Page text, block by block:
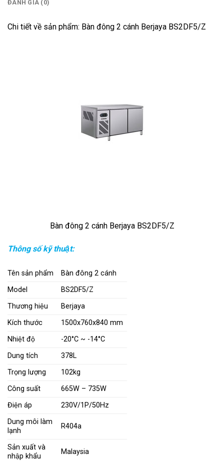
ĐÁNH GIÁ (0)
Chi tiết về sản phẩm: Bàn đông 2 cánh Berjaya BS2DF5/Z
Bàn đông 2 cánh Berjaya BS2DF5/Z
Thông số kỹ thuật:
Tên sản phẩm
Bàn đông 2 cánh
Model
BS2DF5/Z
Thương hiệu
Berjaya
Kích thước
1500x760x840 mm
Nhiệt độ
-20°C ~ -14°C
Dung tích
378L
Trọng lượng
102kg
Công suất
665W – 735W
Điện áp
230V/1P/50Hz
Dung môi làm
lạnh
R404a
Sản xuất và
nhập khẩu
Malaysia